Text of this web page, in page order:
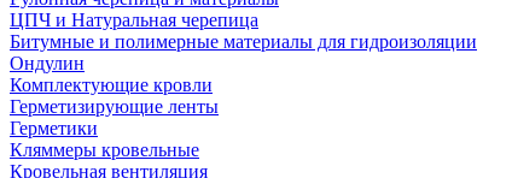
ЦПЧ и Натуральная черепица
Битумные и полимерные материалы для гидроизоляции
Ондулин
Комплектующие кровли
Герметизирующие ленты
Герметики
Кляммеры кровельные
Кровельная вентиляция